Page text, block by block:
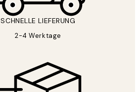
SCHNELLE LIEFERUNG
2-4 Werktage